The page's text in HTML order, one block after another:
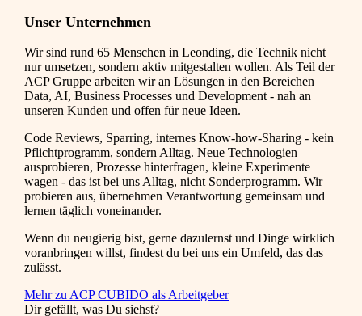
Unser Unternehmen
Wir sind rund 65 Menschen in Leonding, die Technik nicht
nur umsetzen, sondern aktiv mitgestalten wollen. Als Teil der
ACP Gruppe arbeiten wir an Lösungen in den Bereichen
Data, AI, Business Processes und Development - nah an
unseren Kunden und offen für neue Ideen.
Code Reviews, Sparring, internes Know-how-Sharing - kein
Pflichtprogramm, sondern Alltag. Neue Technologien
ausprobieren, Prozesse hinterfragen, kleine Experimente
wagen - das ist bei uns Alltag, nicht Sonderprogramm. Wir
probieren aus, übernehmen Verantwortung gemeinsam und
lernen täglich voneinander.
Wenn du neugierig bist, gerne dazulernst und Dinge wirklich
voranbringen willst, findest du bei uns ein Umfeld, das das
zulässt.
Mehr zu ACP CUBIDO als Arbeitgeber
Dir gefällt, was Du siehst?